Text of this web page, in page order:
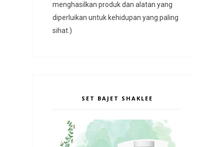
menghasilkan produk dan alatan yang
diperluikan untuk kehidupan yang paling
sihat.)
SET BAJET SHAKLEE